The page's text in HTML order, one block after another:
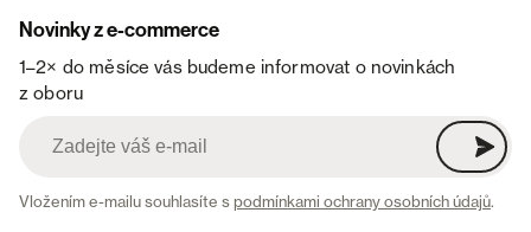
Novinky z e-commerce
1–2× do měsíce vás budeme informovat o novinkách
z oboru
Vložením e-mailu souhlasíte spodmínkami ochrany osobních údajů.